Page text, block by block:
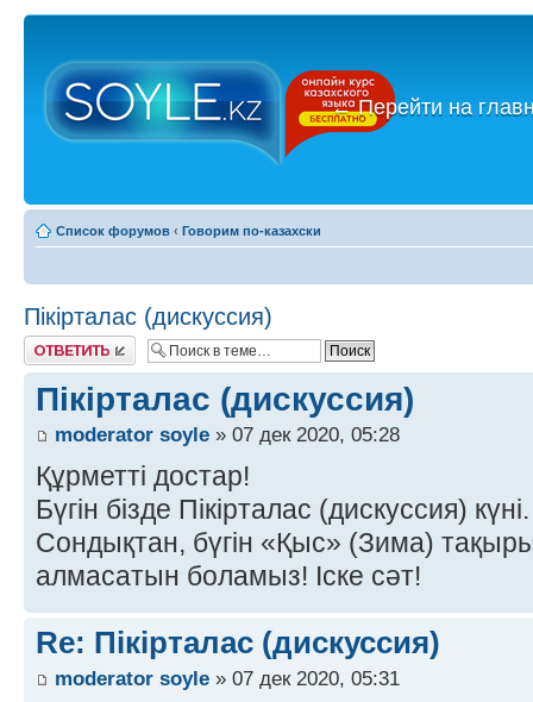
←Перейти на
Список форумов ‹ Говорим по-казахски
Пікірталас (дискуссия)
Ответить
Пікірталас (дискуссия)
moderator soyle » 07 дек 2020, 05:28
Құрметті достар!
Бүгін бізде Пікірталас (дискуссия) күні.
Сондықтан, бүгін «Қыс» (Зима)
алмасатын боламыз! Іске сәт!
Re: Пікірталас (дискуссия)
moderator soyle » 07 дек 2020, 05:31